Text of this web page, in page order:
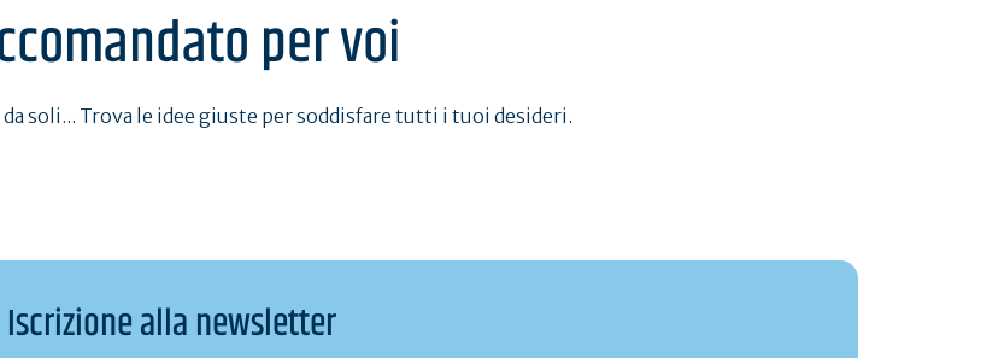
per voi
soli... Trova le idee giuste per soddisfare tutti i tuoi desideri.
Iscrizione alla newsletter